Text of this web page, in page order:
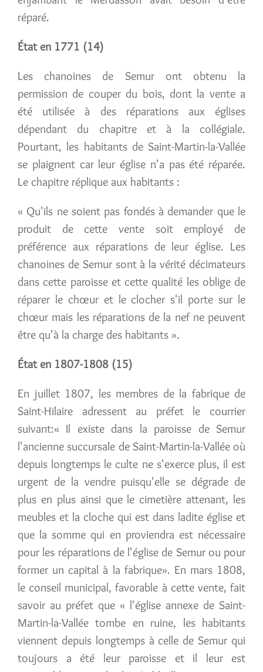
réparé.
État en 1771 (14)
Les chanoines de Semur ont obtenu la
permission de couper du bois, dont la vente a
été utilisée à des réparations aux églises
dépendant du chapitre et à la collégiale.
Pourtant, les habitants de Saint-Martin-la-Vallée
se plaignent car leur église n'a pas été réparée.
Le chapitre réplique aux habitants :
« Qu'ils ne soient pas fondés à demander que le
produit de cette vente soit employé de
préférence aux réparations de leur église. Les
chanoines de Semur sont à la vérité décimateurs
dans cette paroisse et cette qualité les oblige de
réparer le chœur et le clocher s'il porte sur le
chœur mais les réparations de la nef ne peuvent
être qu'à la charge des habitants ».
État en 1807-1808 (15)
En juillet 1807, les membres de la fabrique de
Saint-Hilaire adressent au préfet le courrier
suivant:« Il existe dans la paroisse de Semur
l'ancienne succursale de Saint-Martin-la-Vallée où
depuis longtemps le culte ne s'exerce plus, il est
urgent de la vendre puisqu'elle se dégrade de
plus en plus ainsi que le cimetière attenant, les
meubles et la cloche qui est dans ladite église et
que la somme qui en proviendra est nécessaire
pour les réparations de l'église de Semur ou pour
former un capital à la fabrique». En mars 1808,
le conseil municipal, favorable à cette vente, fait
savoir au préfet que « l'église annexe de Saint­
Martin-la-Vallée tombe en ruine, les habitants
viennent depuis longtemps à celle de Semur qui
toujours a été leur paroisse et il leur est